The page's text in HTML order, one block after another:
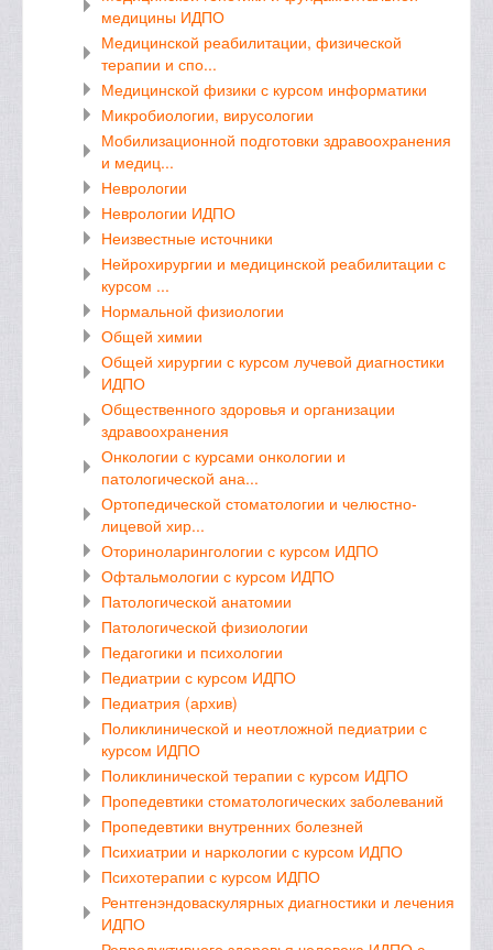
медицины ИДПО
Медицинской реабилитации, физической
терапии и спо...
Медицинской физики с курсом информатики
Микробиологии, вирусологии
Мобилизационной подготовки здравоохранения
и медиц...
Неврологии
Неврологии ИДПО
Неизвестные источники
Нейрохирургии и медицинской реабилитации с
курсом ...
Нормальной физиологии
Общей химии
Общей хирургии с курсом лучевой диагностики
ИДПО
Общественного здоровья и организации
здравоохранения
Онкологии с курсами онкологии и
патологической ана...
Ортопедической стоматологии и челюстно-
лицевой хир...
Оториноларингологии с курсом ИДПО
Офтальмологии с курсом ИДПО
Патологической анатомии
Патологической физиологии
Педагогики и психологии
Педиатрии с курсом ИДПО
Педиатрия (архив)
Поликлинической и неотложной педиатрии с
курсом ИДПО
Поликлинической терапии с курсом ИДПО
Пропедевтики стоматологических заболеваний
Пропедевтики внутренних болезней
Психиатрии и наркологии с курсом ИДПО
Психотерапии с курсом ИДПО
Рентгенэндоваскулярных диагностики и лечения
ИДПО